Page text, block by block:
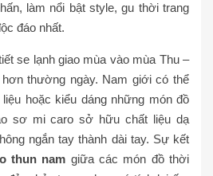
làm nổi bật style, gu thời trang
đáo nhất.
se lạnh giao mùa vào mùa Thu –
thường ngày. Nam giới có thể
hoặc kiểu dáng những món đồ
sơ mi caro sở hữu chất liệu dạ
ngắn tay thành dài tay. Sự kết
thun nam giữa các món đồ thời